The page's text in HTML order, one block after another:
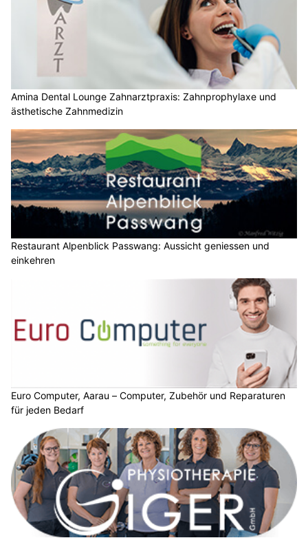
Amina Dental Lounge Zahnarztpraxis: Zahnprophylaxe und
ästhetische Zahnmedizin
Restaurant Alpenblick Passwang: Aussicht geniessen und
einkehren
Euro Computer, Aarau – Computer, Zubehör und Reparaturen
für jeden Bedarf